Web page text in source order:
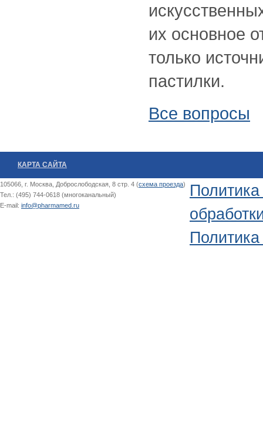
их основное
только
пастилки.
Все вопросы
КАРТА САЙТА
105066, г. Москва, Доброслободская, 8 стр. 4 (схема проезда)
Тел.: (495) 744-0618 (многоканальный)
E-mail: info@pharmamed.ru